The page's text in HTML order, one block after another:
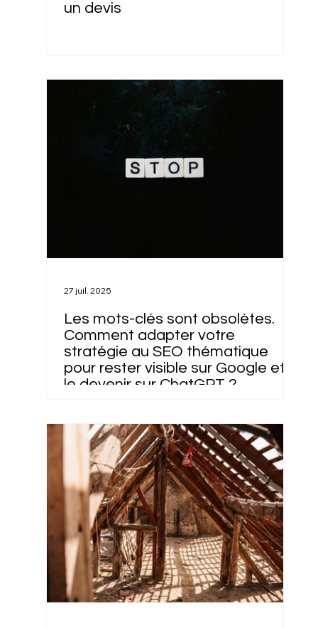
un devis
Les mots-clés sont obsolètes.
Comment adapter votre
stratégie au SEO thématique
pour rester visible sur Google et
le devenir sur ChatGPT ?
27 juil. 2025